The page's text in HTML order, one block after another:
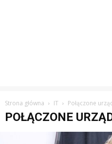
Strona główna IT Połączone
POŁĄCZONE